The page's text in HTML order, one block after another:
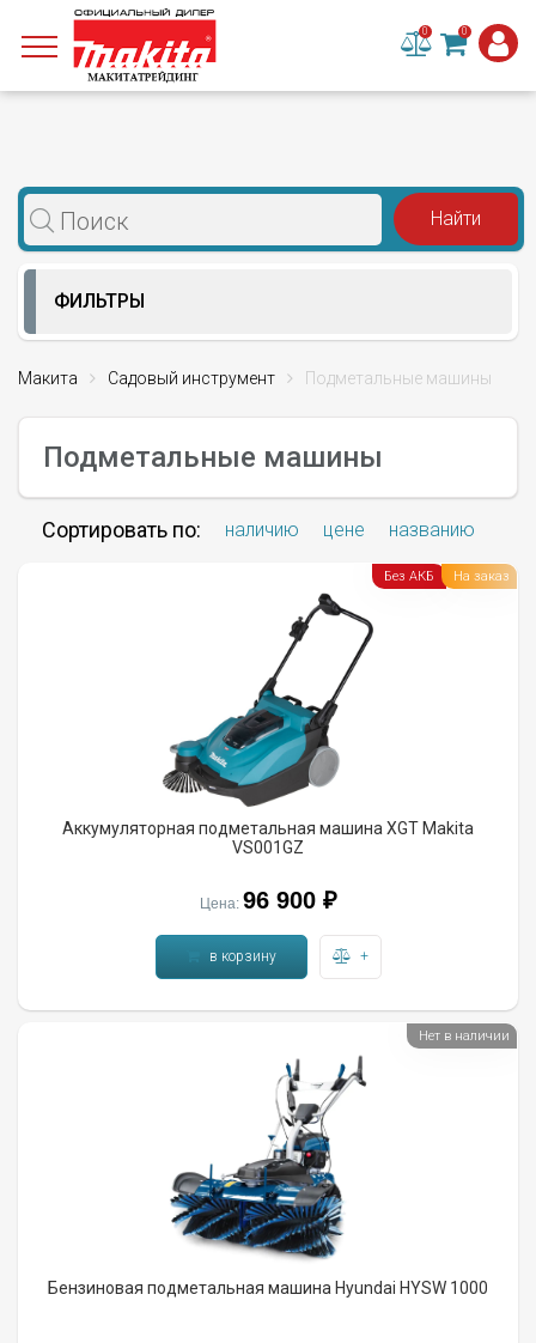
0 0
ФИЛЬТРЫ
Макита Садовый инструмент Подметальные машины
Подметальные машины
Сортировать по: наличию цене названию
Аккумуляторная подметальная машина XGT Makita
VS001GZ
Цена: 96 900 ₽
в корзину +
Без АКБ На заказ
Бензиновая подметальная машина Hyundai HYSW 1000
Нет в наличии